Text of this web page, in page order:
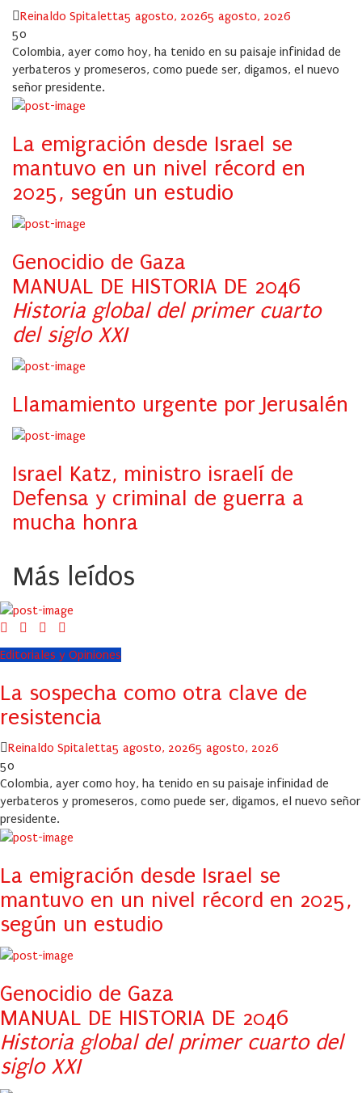
Author
Reinaldo SpitalettaPosted
5 agosto, 20265 agosto, 2026
50
Colombia, ayer como hoy, ha tenido en su paisaje infinidad de
yerbateros y promeseros, como puede ser, digamos, el nuevo
señor presidente.
La emigración desde Israel se
mantuvo en un nivel récord en
2025, según un estudio
Genocidio de Gaza
MANUAL DE HISTORIA DE 2046
Historia global del primer cuarto
del siglo XXI
Llamamiento urgente por Jerusalén
Israel Katz, ministro israelí de
Defensa y criminal de guerra a
mucha honra
Más leídos
Editoriales y Opiniones
La sospecha como otra clave de
resistencia
Author
Reinaldo SpitalettaPosted
5 agosto, 20265 agosto, 2026
50
Colombia, ayer como hoy, ha tenido en su paisaje infinidad de
yerbateros y promeseros, como puede ser, digamos, el nuevo señor
presidente.
La emigración desde Israel se
mantuvo en un nivel récord en 2025,
según un estudio
Genocidio de Gaza
MANUAL DE HISTORIA DE 2046
Historia global del primer cuarto del
siglo XXI